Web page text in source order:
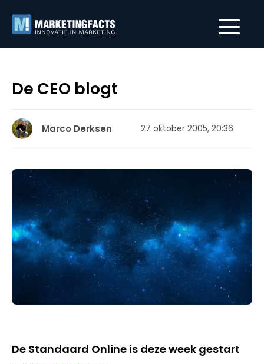
De CEO blogt
Marco Derksen 27 oktober 2005, 20:36
De Standaard Online is deze week gestart